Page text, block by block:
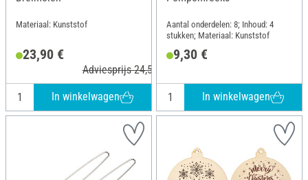
Materiaal: Kunststof
23,90 €
Adviesprijs 24,50 €
In winkelwagen
Aantal onderdelen: 8; Inhoud: 4
stukken; Materiaal: Kunststof
9,30 €
In winkelwagen